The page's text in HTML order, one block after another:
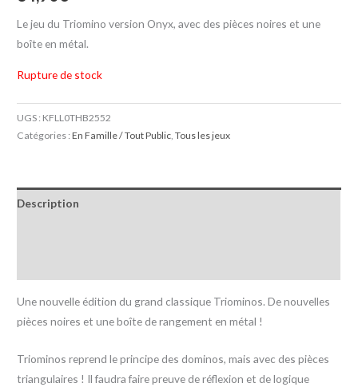
Le jeu du Triomino version Onyx, avec des pièces noires et une
boîte en métal.
Rupture de stock
UGS : KFLL0THB2552
Catégories :En Famille / Tout Public ,Tous les jeux
Description
Une nouvelle édition du grand classique Triominos. De nouvelles
pièces noires et une boîte de rangement en métal !
Triominos reprend le principe des dominos, mais avec des pièces
triangulaires ! Il faudra faire preuve de réflexion et de logique